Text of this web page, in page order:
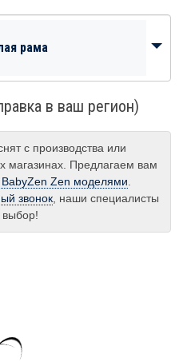
рама
в ваш регион)
с производства или
магазинах. Предлагаем вам
Zen моделями
звонок , наши специалисты
выбор!